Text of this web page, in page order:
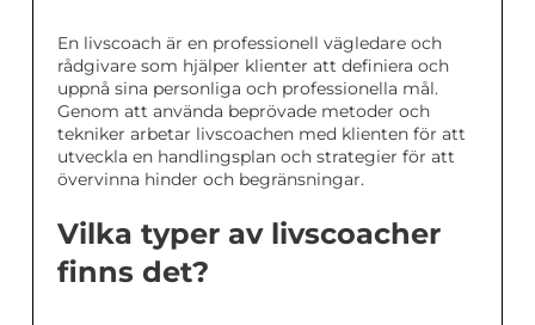
En livscoach är en professionell vägledare och
rådgivare som hjälper klienter att definiera och
uppnå sina personliga och professionella mål.
Genom att använda beprövade metoder och
tekniker arbetar livscoachen med klienten för att
utveckla en handlingsplan och strategier för att
övervinna hinder och begränsningar.
Vilka typer av livscoacher
finns det?